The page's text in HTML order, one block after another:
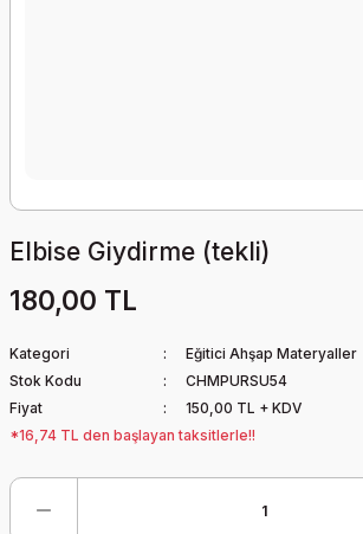
Elbise Giydirme (tekli)
180,00 TL
Kategori
Eğitici Ahşap Materyaller
Stok Kodu
CHMPURSU54
Fiyat
150,00 TL + KDV
*16,74 TL den başlayan taksitlerle!!